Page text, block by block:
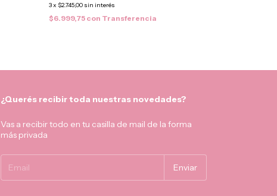
3x $2.745,00 sin interés
$6.999,75 con Transferencia
¿Querés recibir toda nuestras novedades?
Vas a recibir todo en tu casilla de mail de la forma
más privada